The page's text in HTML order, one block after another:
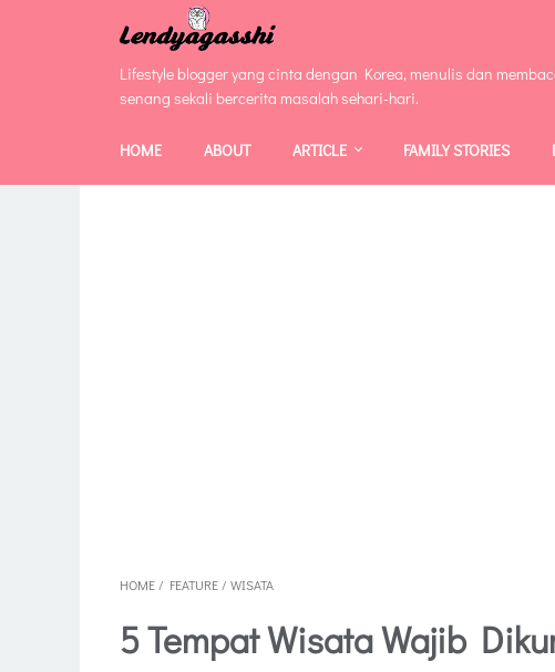
Lifestyle blogger yang cinta dengan Korea, menulis dan
senang sekali bercerita masalah sehari-hari.
HOME ABOUT ARTICLE FAMILY STORIES
HOME / FEATURE / WISATA
5 Tempat Wisata Wajib